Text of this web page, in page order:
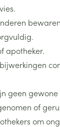
apotheker.
geen
of
om